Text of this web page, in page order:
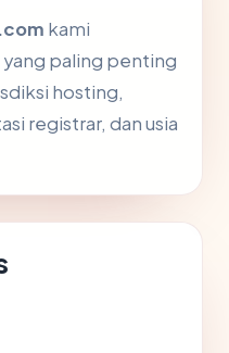
kami
paling penting
hosting,
registrar, dan usia